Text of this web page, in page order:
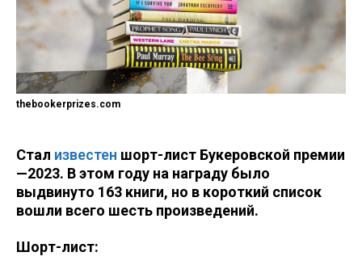
thebookerprizes.com
Стал известен шорт-лист Букеровской премии
—2023. В этом году на награду было
выдвинуто 163 книги, но в короткий список
вошли всего шесть произведений.
Шорт-лист: